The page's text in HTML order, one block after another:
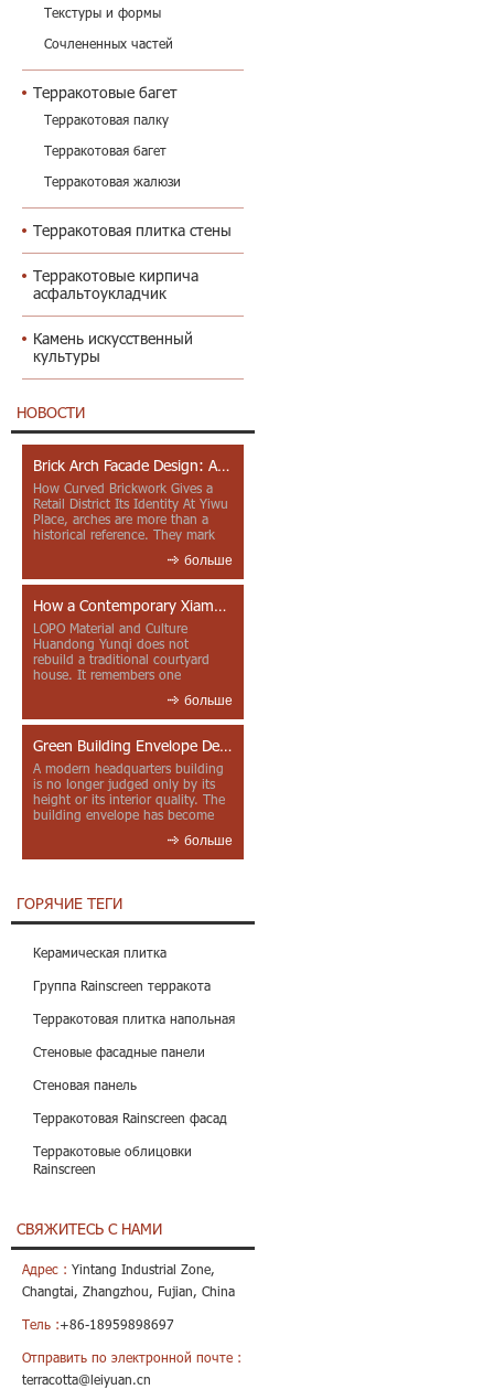
Текстуры и формы
Сочлененных частей
Терракотовые багет
Терракотовая палку
Терракотовая багет
Терракотовая жалюзи
Терракотовая плитка стены
Терракотовые кирпича
асфальтоукладчик
Камень искусственный
культуры
НОВОСТИ
Brick Arch Facade Design: A Closer Look at Yiwu Place
How Curved Brickwork Gives a
Retail District Its Identity At Yiwu
Place, arches are more than a
historical reference. They mark
больше
How a Contemporary Xiamen Project Reframes Minnan Red Brick
LOPO Material and Culture
Huandong Yunqi does not
rebuild a traditional courtyard
house. It remembers one
больше
Green Building Envelope Design: Clay Sunscreen Fins for Modern Headquarters Architecture
A modern headquarters building
is no longer judged only by its
height or its interior quality. The
building envelope has become
больше
ГОРЯЧИЕ ТЕГИ
Керамическая плитка
Группа Rainscreen терракота
Терракотовая плитка напольная
Стеновые фасадные панели
Стеновая панель
Терракотовая Rainscreen фасад
Терракотовые облицовки
Rainscreen
СВЯЖИТЕСЬ С НАМИ
Адрес : Yintang Industrial Zone,
Changtai, Zhangzhou, Fujian, China
Тель :+86-18959898697
Отправить по электронной почте :
terracotta@leiyuan.cn